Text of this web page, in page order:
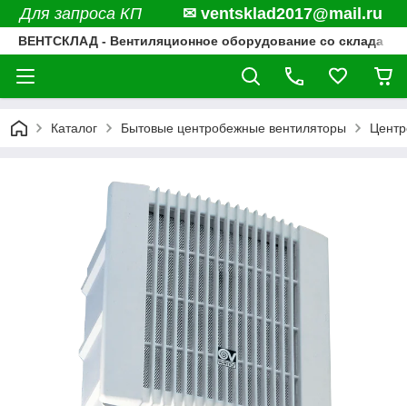
Для запроса КП ✉ ventsklad2017@mail.ru
ВЕНТСКЛАД - Вентиляционное оборудование со склада
Каталог Бытовые центробежные вентиляторы